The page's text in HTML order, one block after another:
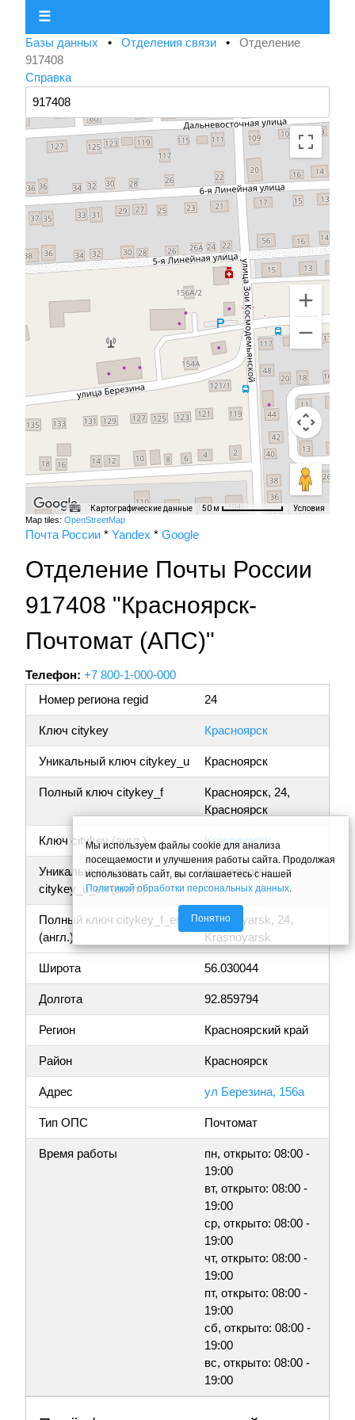
☰
Базы данных • Отделения связи • Отделение
917408
Справка
Картографические данные 50 м Условия
Map tiles: OpenStreetMap
Почта России * Yandex * Google
Отделение Почты России
917408 "Красноярск-
Почтомат (АПС)"
Телефон: +7 800-1-000-000
Номер региона regid
24
Ключ citykey Красноярск
Уникальный ключ citykey_u Красноярск
Полный ключ citykey_f
Красноярск, 24,
Красноярск
Ключ citykey (англ.) Krasnoyarsk
Уникальный ключ
citykey_u_en (англ.)
Krasnoyarsk
Полный ключ citykey_f_en
(англ.)
Krasnoyarsk, 24,
Krasnoyarsk
Широта 56.030044
Долгота 92.859794
Регион Красноярский край
Район Красноярск
Адрес ул Березина, 156а
Тип ОПС Почтомат
Время работы
пн, открыто: 08:00 -
19:00
вт, открыто: 08:00 -
19:00
ср, открыто: 08:00 -
19:00
чт, открыто: 08:00 -
19:00
пт, открыто: 08:00 -
19:00
сб, открыто: 08:00 -
19:00
вс, открыто: 08:00 -
19:00
Мы используем файлы cookie для анализа
посещаемости и улучшения работы сайта. Продолжая
использовать сайт, вы соглашаетесь с нашей
Политикой обработки персональных данных.
Понятно